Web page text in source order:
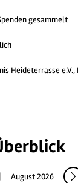
gesammelt
Heideterrasse
August 2026